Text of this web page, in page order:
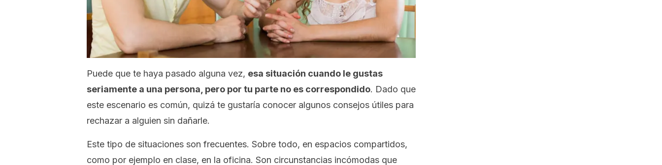
Puede que te haya pasado alguna vez, esa situación cuando le gustas
seriamente a una persona, pero por tu parte no es correspondido. Dado que
este escenario es común, quizá te gustaría conocer algunos consejos útiles para
rechazar a alguien sin dañarle.
Este tipo de situaciones son frecuentes. Sobre todo, en espacios compartidos,
como por ejemplo en clase, en la oficina. Son circunstancias incómodas que